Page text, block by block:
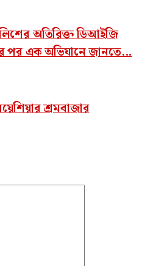
অতিরিক্ত ডিআইজি
পর এক অভিযানে জানতে...
শ্রমবাজার